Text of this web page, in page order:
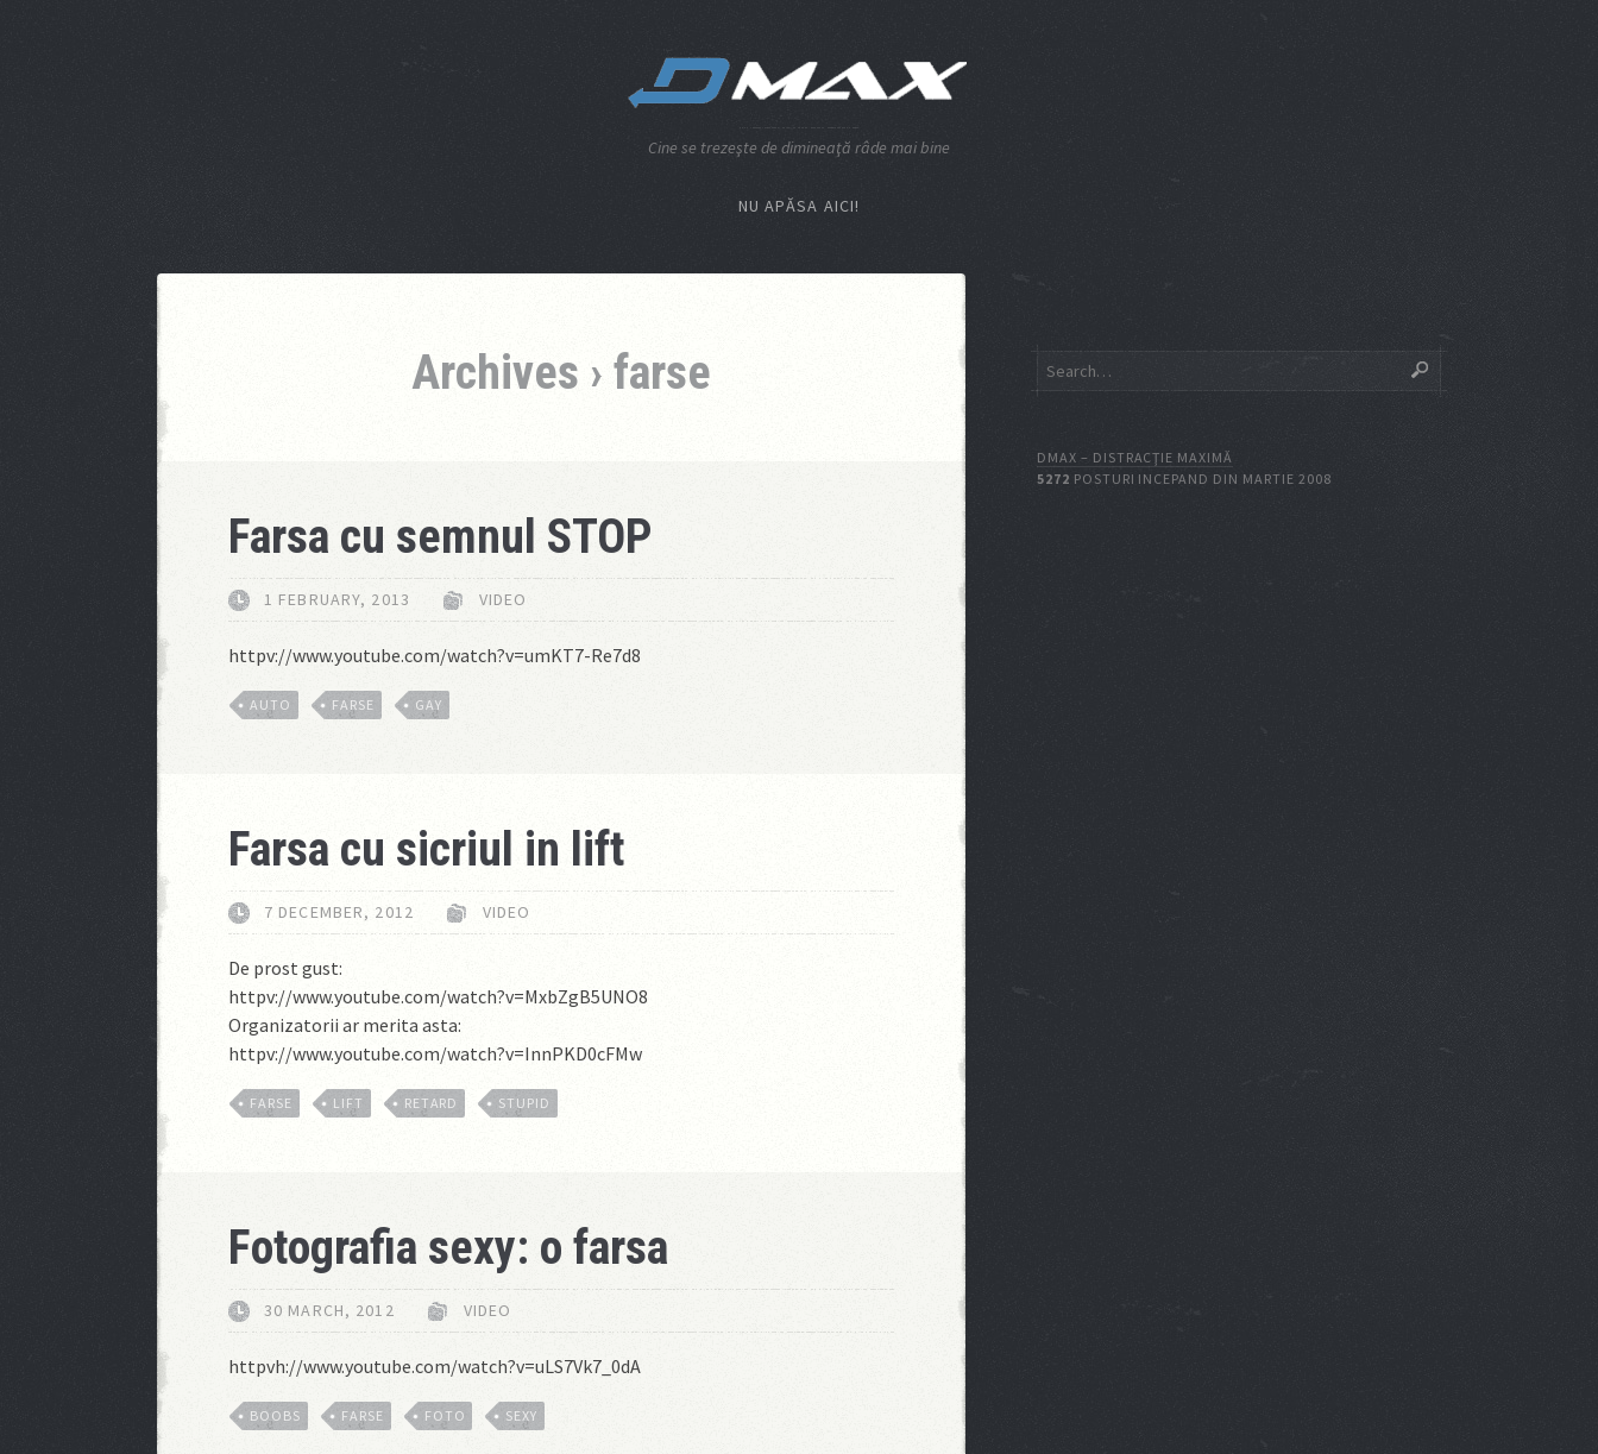
Cine se trezeşte de dimineaţă râde mai bine
NU APĂSA AICI!
Archives › farse
Farsa cu semnul STOP
1 FEBRUARY, 2013 VIDEO
httpv://www.youtube.com/watch?v=umKT7-Re7d8
AUTO FARSE GAY
Farsa cu sicriul in lift
7 DECEMBER, 2012 VIDEO
De prost gust:
httpv://www.youtube.com/watch?v=MxbZgB5UNO8
Organizatorii ar merita asta:
httpv://www.youtube.com/watch?v=InnPKD0cFMw
FARSE LIFT RETARD STUPID
Fotografia sexy: o farsa
30 MARCH, 2012 VIDEO
httpvh://www.youtube.com/watch?v=uLS7Vk7_0dA
BOOBS FARSE FOTO SEXY
DMAX – DISTRACŢIE MAXIMĂ
5272 POSTURI INCEPAND DIN MARTIE 2008